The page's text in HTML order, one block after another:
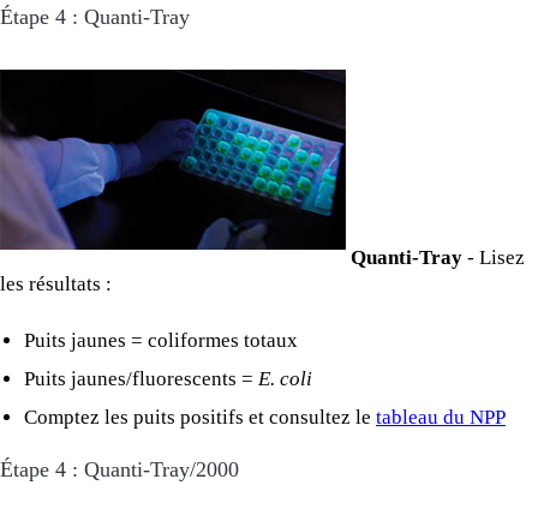
Étape 4 : Quanti-Tray
Quanti-Tray - Lisez
les résultats :
Puits jaunes = coliformes totaux
Puits jaunes/fluorescents = E. coli
Comptez les puits positifs et consultez le tableau du NPP
Étape 4 : Quanti-Tray/2000